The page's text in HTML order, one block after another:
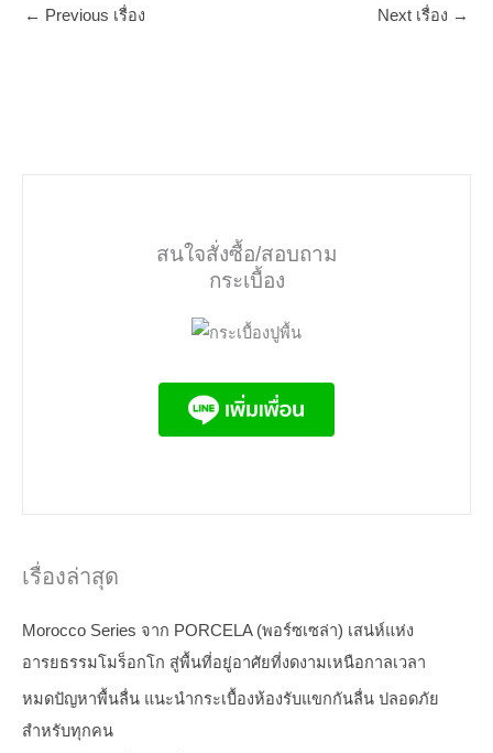
← Previous เรื่อง Next เรื่อง →
สนใจสั่งซื้อ/สอบถาม
กระเบื้อง
เรื่องล่าสุด
Morocco Series จาก PORCELA (พอร์ซเซล่า) เสน่ห์แห่ง
อารยธรรมโมร็อกโก สู่พื้นที่อยู่อาศัยที่งดงามเหนือกาลเวลา
หมดปัญหาพื้นลื่น แนะนำกระเบื้องห้องรับแขกกันลื่น ปลอดภัย
สำหรับทุกคน